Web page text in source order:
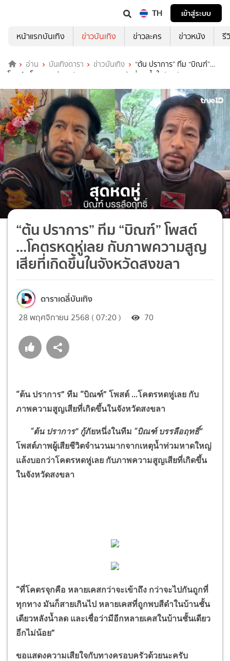
TH
เข้าสู่ระบบ
หน้าแรกบันเทิง
ข่าวบันเทิง ข่าวละคร ข่าวหนัง รี
อ่าน บันเทิงดารา ข่าวบันเทิง
“ต้น ปราการ” ทีม “บิณฑ์”
โพสต์ ...โคตรหดหู่เลย กับภาพความสูญเสียที่เกิดขึ้นในจังหวัดสงขลา
“ต้น ปราการ” ทีม “บิณฑ์” โพสต์
...โคตรหดหู่เลย กับภาพความสูญ
เสียที่เกิดขึ้นในจังหวัดสงขลา
ดาราเดลี่บันเทิง
28 พฤศจิกายน 2568 ( 07:20 ) 70
“ต้น ปราการ” ทีม “บิณฑ์” โพสต์ ...โคตรหดหู่เลย กับ
ภาพความสูญเสียที่เกิดขึ้นในจังหวัดสงขลา
“ต้น ปราการ” กู้ภัยหนึ่งในทีม “บิณฑ์ บรรลือฤทธิ์”
โพสต์ภาพผู้เสียชีวิตจำนวนมากจากเหตุน้ำท่วมหาดใหญ่
แล้งบอกว่าโคตรหดหู่เลย กับภาพความสูญเสียที่เกิดขึ้น
ในจังหวัดสงขลา
“ที่โคตรจุกคือ หลายเคสกว่าจะเข้าถึง กว่าจะไปกันถูกที่
ทุกทาง มันก็สายเกินไป หลายเคสที่ถูกพบสีดำในบ้านชั้น
เดียวหลังน้ำลด และเชื่อว่ามีอีกหลายเคสในบ้านชั้นเดียว
อีกไม่น้อย”
ขอแสดงความเสียใจกับทางครอบครัวด้วยนะครับ